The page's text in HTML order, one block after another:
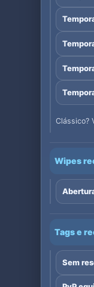
Clássico?
Wipes
Tags e
Sem